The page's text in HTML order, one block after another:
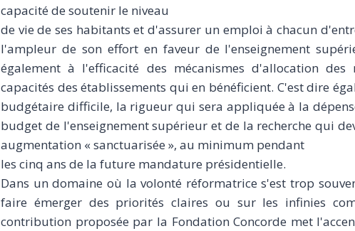
capacité de soutenir le niveau
de vie de ses habitants et d'assurer un emploi à chacun
l'ampleur de son effort en faveur de l'enseignement
également à l'efficacité des mécanismes d'allocation des
capacités des établissements qui en bénéficient. C'est dire
budgétaire difficile, la rigueur qui sera appliquée à la
budget de l'enseignement supérieur et de la recherche qui
augmentation « sanctuarisée », au minimum pendant
les cinq ans de la future mandature présidentielle.
Dans un domaine où la volonté réformatrice s'est trop
faire émerger des priorités claires ou sur les infinies
contribution proposée par la Fondation Concorde met